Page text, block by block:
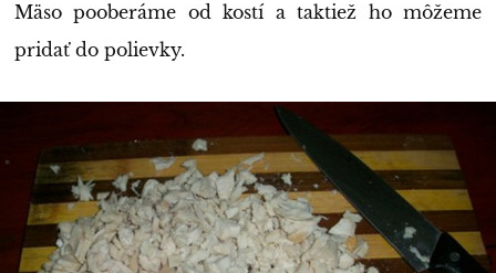
Mäso pooberáme od kostí a taktiež ho môžeme
pridať do polievky.